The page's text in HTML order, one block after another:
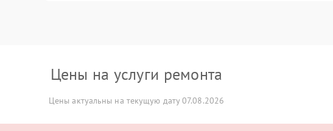
Цены на услуги ремонта
Цены актуальны на текущую дату 07.08.2026